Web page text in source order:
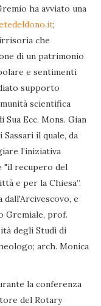
ha avviato una
;
che
di un patrimonio
e sentimenti
supporto
scientifica
Sua Ecc. Mons. Gian
il quale, da
l’iniziativa
"il recupero del
e per la Chiesa”.
e
Gremiale, prof.
degli Studi di
arch. Monica
la conferenza
del Rotary